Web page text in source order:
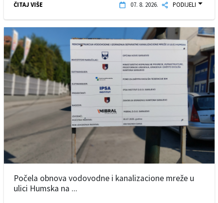
ČITAJ VIŠE 07. 8. 2026. PODIJELI
Počela obnova vodovodne i kanalizacione mreže u
ulici Humska na ...